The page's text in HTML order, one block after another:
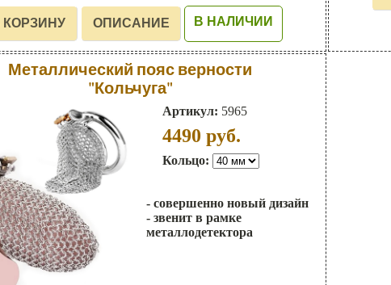
В НАЛИЧИИ
Металлический пояс верности
"Кольчуга"
Артикул: 5965
4490 руб.
Кольцо:
- совершенно новый дизайн
- звенит в рамке
металлодетектора